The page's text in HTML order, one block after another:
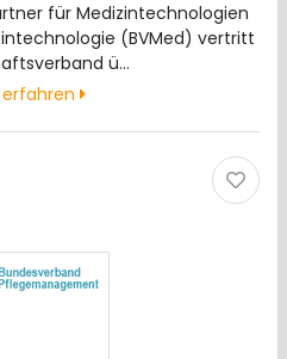
für Medizintechnologien
(BVMed) vertritt
ü…